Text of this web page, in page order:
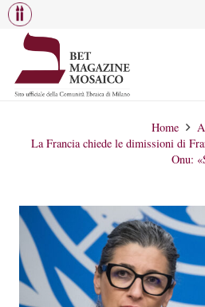
Home
La Francia chiede le dimissioni di
Onu: